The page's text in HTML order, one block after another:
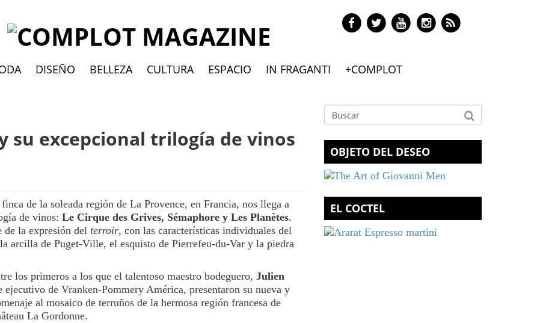
DISEÑO BELLEZA CULTURA ESPACIO IN FRAGANTI +COMPLOT
su excepcional trilogía de vinos
de la soleada región de La Provence, en Francia, nos llega a
de vinos: Le Cirque des Grives, Sémaphore y Les Planètes.
de la expresión del terroir, con las características individuales del
arcilla de Puget-Ville, el esquisto de Pierrefeu-du-Var y la piedra
los primeros a los que el talentoso maestro bodeguero, Julien
ejecutivo de Vranken-Pommery América, presentaron su nueva y
al mosaico de terruños de la hermosa región francesa de
La Gordonne.
OBJETO DEL DESEO
EL COCTEL